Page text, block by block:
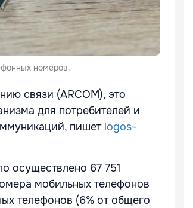
номеров.
связи (ARCOM), это
для потребителей и
пишет logos-
осуществлено 67 751
мобильных телефонов
телефонов (6% от общего